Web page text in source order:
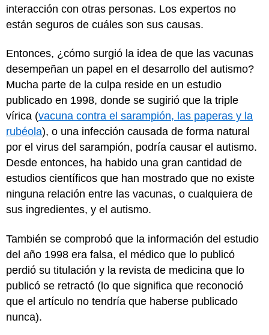
interacción con otras personas. Los expertos no
están seguros de cuáles son sus causas.
Entonces, ¿cómo surgió la idea de que las vacunas
desempeñan un papel en el desarrollo del autismo?
Mucha parte de la culpa reside en un estudio
publicado en 1998, donde se sugirió que la triple
vírica (vacuna contra el sarampión, las paperas y la
rubéola), o una infección causada de forma natural
por el virus del sarampión, podría causar el autismo.
Desde entonces, ha habido una gran cantidad de
estudios científicos que han mostrado que no existe
ninguna relación entre las vacunas, o cualquiera de
sus ingredientes, y el autismo.
También se comprobó que la información del estudio
del año 1998 era falsa, el médico que lo publicó
perdió su titulación y la revista de medicina que lo
publicó se retractó (lo que significa que reconoció
que el artículo no tendría que haberse publicado
nunca).